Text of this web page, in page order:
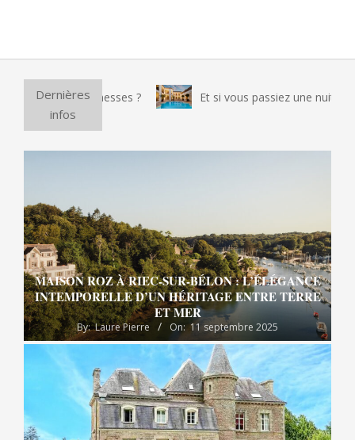
Dernières
infos
ses promesses ? Et si vous passiez une nuit dans un
MAISON ROZ À RIEC-SUR-BÉLON : L’ÉLÉGANCE
INTEMPORELLE D’UN HÉRITAGE ENTRE TERRE
ET MER
By: Laure Pierre On: 11 septembre 2025